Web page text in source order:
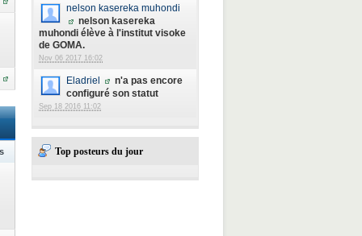
nelson kasereka muhondi
nelson kasereka
muhondi élève à l'institut visoke
de GOMA.
Nov 06 2017 16:02
Eladriel
n'a pas encore
configuré son statut
Sep 18 2016 11:02
Top posteurs du jour